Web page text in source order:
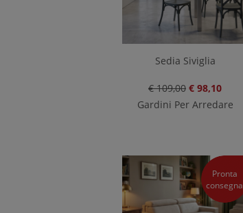
Sedia Siviglia
€ 109,00 € 98,10
Gardini Per Arredare
Pronta
consegna